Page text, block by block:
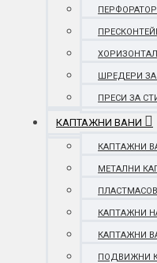
ШРЕДЕРИ ЗА
ПРЕСИ ЗА
КАПТАЖНИ ВАНИ
КАПТАЖНИ
МЕТАЛНИ
КАПТАЖНИ
КАПТАЖНИ
ПОДВИЖНИ